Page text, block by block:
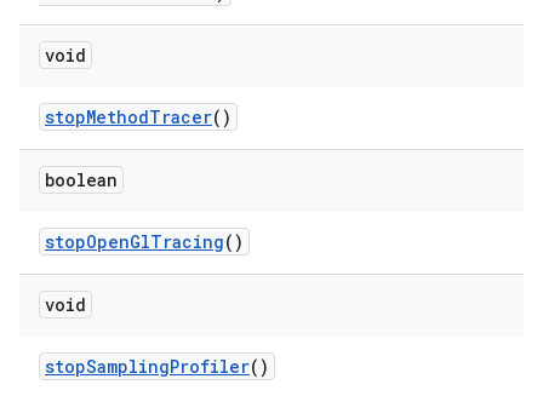
void
stopMethodTracer()
boolean
stopOpenGlTracing()
void
stopSamplingProfiler()